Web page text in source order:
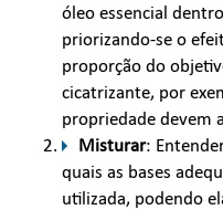
óleo essencial
priorizando-se o
proporção do
cicatrizante, por
propriedade devem
Misturar:
quais as bases
utilizada, podendo